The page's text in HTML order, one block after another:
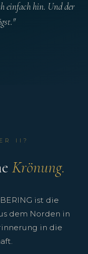
hin. Und der
II?
Krönung.
ist die
dem Norden in
in die